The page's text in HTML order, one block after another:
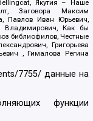
Якутия – Наше
Заговора Максим
Павлов Иван Юрьевич,
Владимирович, Как бы
библиофилов, Честные
Григорьева
, Гималова Регина
7755/ данные на
функции